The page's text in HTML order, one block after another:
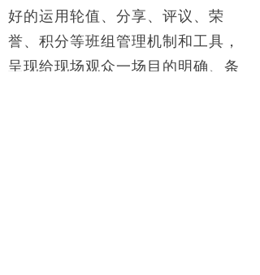
好的运用轮值、分享、评议、荣
誉、积分等班组管理机制和工具，
呈现给现场观众一场目的明确、条